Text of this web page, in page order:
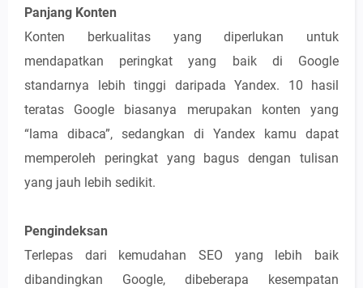
Panjang Konten
Konten berkualitas yang diperlukan untuk
mendapatkan peringkat yang baik di Google
standarnya lebih tinggi daripada Yandex. 10 hasil
teratas Google biasanya merupakan konten yang
“lama dibaca”, sedangkan di Yandex kamu dapat
memperoleh peringkat yang bagus dengan tulisan
yang jauh lebih sedikit.
Pengindeksan
Terlepas dari kemudahan SEO yang lebih baik
dibandingkan Google, dibeberapa kesempatan